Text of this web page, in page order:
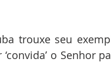
trouxe seu
o Senhor